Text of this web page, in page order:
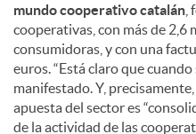
mundo cooperativo catalán
cooperativas, con más de 2,6
consumidoras, y con una
euros. “Está claro que
manifestado. Y,
apuesta del sector es
de la actividad de las